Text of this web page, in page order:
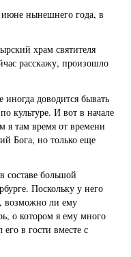
нынешнего года, в
храм святителя
расскажу, произошло
доводится бывать
культуре. И вот в начале
я там время от времени
Бога, но только еще
составе большой
Поскольку у него
возможно ли ему
о котором я ему много
в гости вместе с